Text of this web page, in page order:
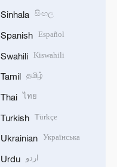
Sinhala සිංහල
Spanish Español
Swahili Kiswahili
Tamil தமிழ்
Thai ไทย
Turkish Türkçe
Ukrainian Українська
Urdu اردو